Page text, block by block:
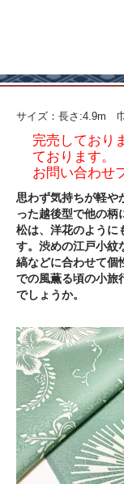
サイズ：長さ:4.9m
完売しており
ております。
お問い合わせ
思わず気持ちが軽や
った越後型で他の柄
松は、洋花のように
す。渋めの江戸小紋
縞などに合わせて個
での風薫る頃の小旅
でしょうか。